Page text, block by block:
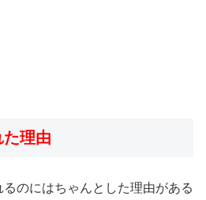
理由
のにはちゃんとした理由がある